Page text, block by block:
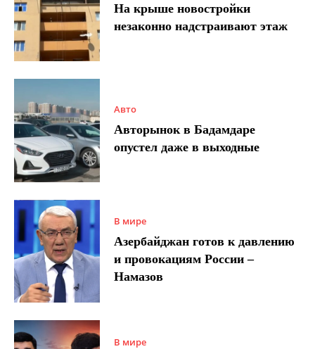
На крыше новостройки
незаконно надстраивают этаж
Авто
Авторынок в Бадамдаре
опустел даже в выходные
В мире
Азербайджан готов к давлению
и провокациям России –
Намазов
В мире